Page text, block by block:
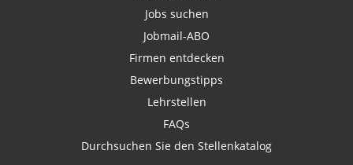
Jobs suchen
Jobmail-ABO
Firmen entdecken
Bewerbungstipps
Lehrstellen
FAQs
Durchsuchen Sie den Stellenkatalog